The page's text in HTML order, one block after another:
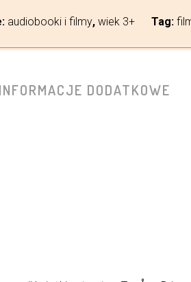
audiobooki i filmy, wiek 3+ Tag:
INFORMACJE DODATKOWE